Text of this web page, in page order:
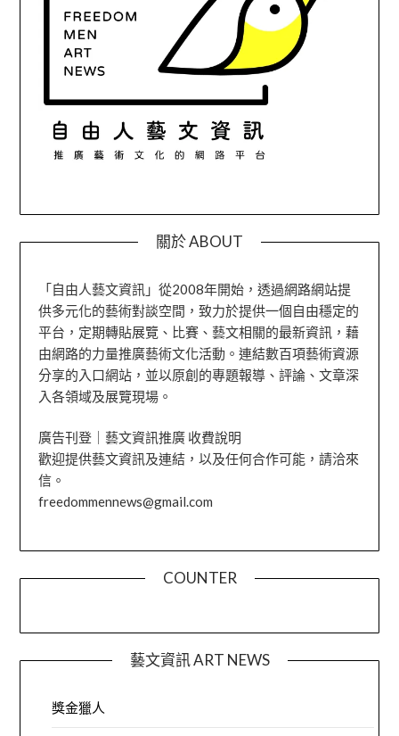
關於 ABOUT
「自由人藝文資訊」從2008年開始，透過網路網站提
供多元化的藝術對談空間，致力於提供一個自由穩定的
平台，定期轉貼展覽、比賽、藝文相關的最新資訊，藉
由網路的力量推廣藝術文化活動。連結數百項藝術資源
分享的入口網站，並以原創的專題報導、評論、文章深
入各領域及展覽現場。
廣告刊登｜藝文資訊推廣 收費說明
歡迎提供藝文資訊及連結，以及任何合作可能，請洽來
信。
freedommennews@gmail.com
COUNTER
藝文資訊 ART NEWS
獎金獵人